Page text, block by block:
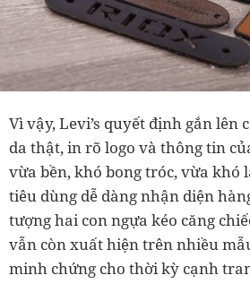
Vì vậy, Levi’s quyết định gắn lên
da thật, in rõ logo và thông tin
vừa bền, khó bong tróc, vừa khó
tiêu dùng dễ dàng nhận diện
tượng hai con ngựa kéo căng
vẫn còn xuất hiện trên nhiều
minh chứng cho thời kỳ cạnh